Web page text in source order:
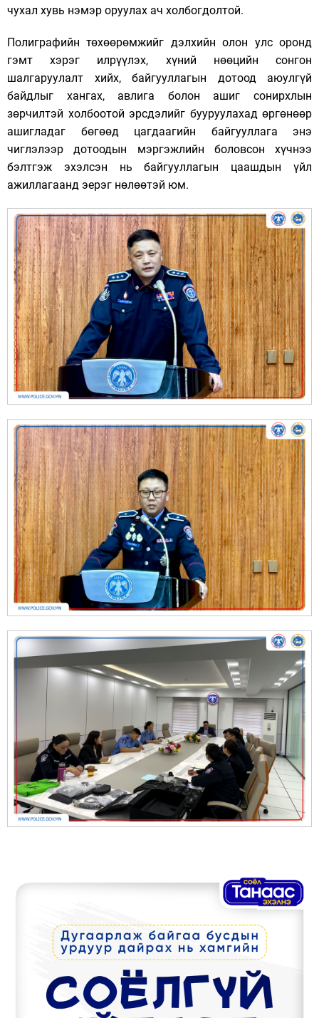
чухал хувь нэмэр оруулах ач холбогдолтой.
Полиграфийн төхөөрөмжийг дэлхийн олон улс оронд
гэмт хэрэг илрүүлэх, хүний нөөцийн сонгон
шалгаруулалт хийх, байгууллагын дотоод аюулгүй
байдлыг хангах, авлига болон ашиг сонирхлын
зөрчилтэй холбоотой эрсдэлийг бууруулахад өргөнөөр
ашигладаг бөгөөд цагдаагийн байгууллага энэ
чиглэлээр дотоодын мэргэжлийн боловсон хүчнээ
бэлтгэж эхэлсэн нь байгууллагын цаашдын үйл
ажиллагаанд эерэг нөлөөтэй юм.